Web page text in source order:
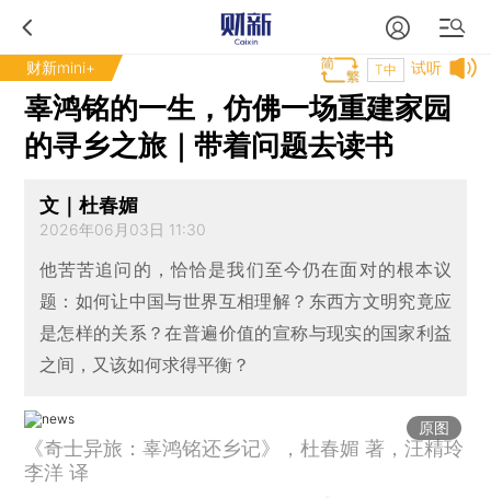
财新mini+ 试听
T中
辜鸿铭的一生，仿佛一场重建家园
的寻乡之旅｜带着问题去读书
文｜杜春媚
2026年06月03日 11:30
他苦苦追问的，恰恰是我们至今仍在面对的根本议
题：如何让中国与世界互相理解？东西方文明究竟应
是怎样的关系？在普遍价值的宣称与现实的国家利益
之间，又该如何求得平衡？
原图
《奇士异旅：辜鸿铭还乡记》，杜春媚 著，汪精玲
李洋 译